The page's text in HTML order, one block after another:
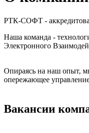
РТК-СОФТ -
Наша команда -
Электронного
Опираясь на наш опыт,
опережающее
Вакансии